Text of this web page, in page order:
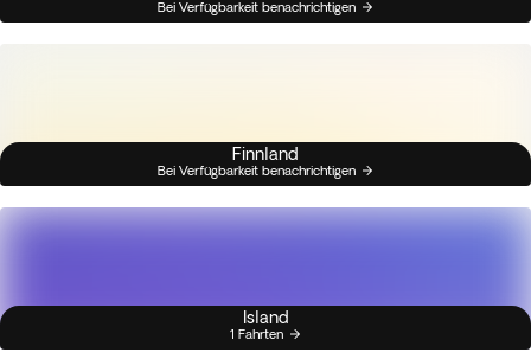
Bei Verfügbarkeit benachrichtigen
Finnland
Bei Verfügbarkeit benachrichtigen
Island
1 Fahrten